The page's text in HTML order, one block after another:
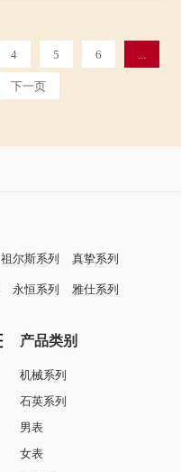
4 5 6
下一页
祖尔斯系列 真挚系列
永恒系列 雅仕系列
产品类别
机械系列
石英系列
男表
女表